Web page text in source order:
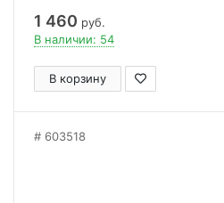
1 460 руб.
В наличии: 54
В корзину
603518